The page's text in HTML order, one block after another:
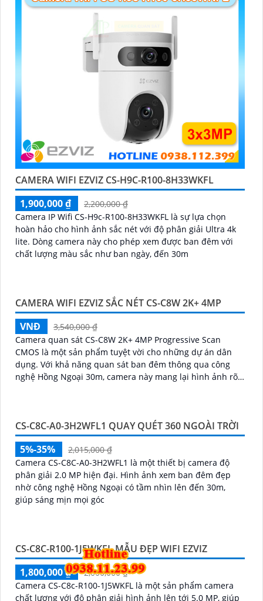
CAMERA WIFI EZVIZ CS-H9C-R100-8H33WKFL
1,900,000 ₫
2,200,000 ₫
Camera IP Wifi CS-H9c-R100-8H33WKFL là sự lựa chọn
hoàn hảo cho hình ảnh sắc nét với độ phân giải Ultra 4k
lite. Dòng camera này cho phép xem được ban đêm với
chất lượng màu sắc như ban ngày, đến 30m
CAMERA WIFI EZVIZ SẮC NÉT CS-C8W 2K+ 4MP
VNĐ
3,540,000 ₫
Camera quan sát CS-C8W 2K+ 4MP Progressive Scan
CMOS là một sản phẩm tuyệt vời cho những dự án dân